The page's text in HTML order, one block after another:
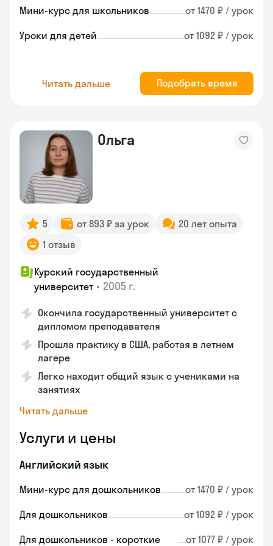
Мини-курс для школьников от 1470 ₽ / урок
Уроки для детей от 1092 ₽ / урок
Читать дальше Подобрать время
Ольга
5 от 893 ₽ за урок
20 лет опыта
1 отзыв
Курский государственный
университет • 2005 г.
Окончила государственный университет с
дипломом преподавателя
Прошла практику в США, работая в летнем
лагере
Легко находит общий язык с учениками на
занятиях
Читать дальше
Услуги и цены
Английский язык
Мини-курс для дошкольников от 1470 ₽ / урок
Для дошкольников от 1092 ₽ / урок
Для дошкольников - короткие
от 1077 ₽ / урок